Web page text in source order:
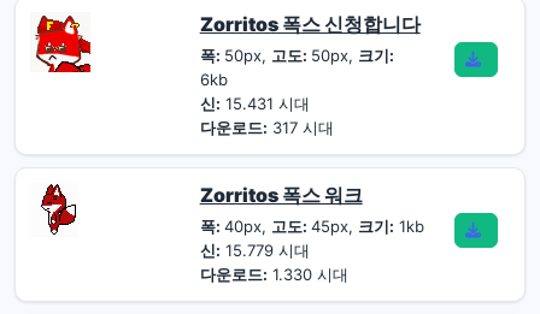
Zorritos 폭스 신청합니다
폭: 50px, 고도: 50px, 크기:
6kb
신: 15.431 시대
다운로드: 317 시대
Zorritos 폭스 워크
폭: 40px, 고도: 45px, 크기: 1kb
신: 15.779 시대
다운로드: 1.330 시대